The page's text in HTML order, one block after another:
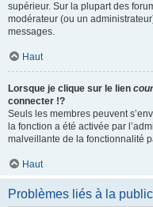
supérieur. Sur la plupart des
modérateur (ou un
messages.
Haut
Lorsque je clique sur le lien
connecter !?
Seuls les membres peuvent
la fonction a été activée par
malveillante de la fonctionnalité
Haut
Problèmes liés à la